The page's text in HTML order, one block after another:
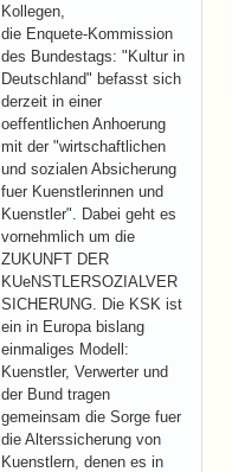
Kollegen,
die Enquete-Kommission
des Bundestags: "Kultur in
Deutschland" befasst sich
derzeit in einer
oeffentlichen Anhoerung
mit der "wirtschaftlichen
und sozialen Absicherung
fuer Kuenstlerinnen und
Kuenstler". Dabei geht es
vornehmlich um die
ZUKUNFT DER
KUeNSTLERSOZIALVER
SICHERUNG. Die KSK ist
ein in Europa bislang
einmaliges Modell:
Kuenstler, Verwerter und
der Bund tragen
gemeinsam die Sorge fuer
die Alterssicherung von
Kuenstlern, denen es in